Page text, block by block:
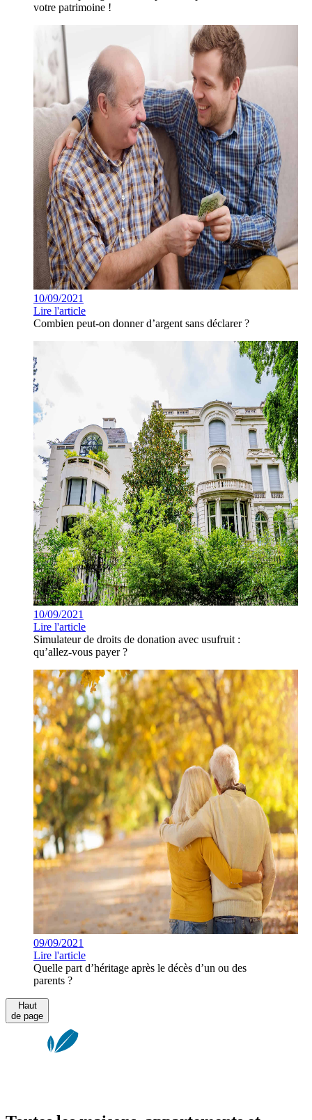
votre patrimoine !
10/09/2021
Lire l'article
Combien peut-on donner d’argent sans déclarer ?
10/09/2021
Lire l'article
Simulateur de droits de donation avec usufruit :
qu’allez-vous payer ?
09/09/2021
Lire l'article
Quelle part d’héritage après le décès d’un ou des
parents ?
Haut
de page